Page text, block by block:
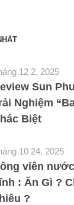
12 2, 2025
Sun
Nghiệm
Biệt
10 24, 2025
viên
: Ăn Gì ?
?